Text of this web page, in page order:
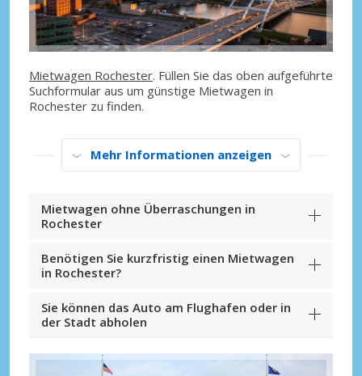
Mietwagen Rochester. Füllen Sie das oben aufgeführte
Suchformular aus um günstige Mietwagen in
Rochester zu finden.
Mehr Informationen anzeigen
Mietwagen ohne Überraschungen in
Rochester
Benötigen Sie kurzfristig einen Mietwagen
in Rochester?
Sie können das Auto am Flughafen oder in
der Stadt abholen